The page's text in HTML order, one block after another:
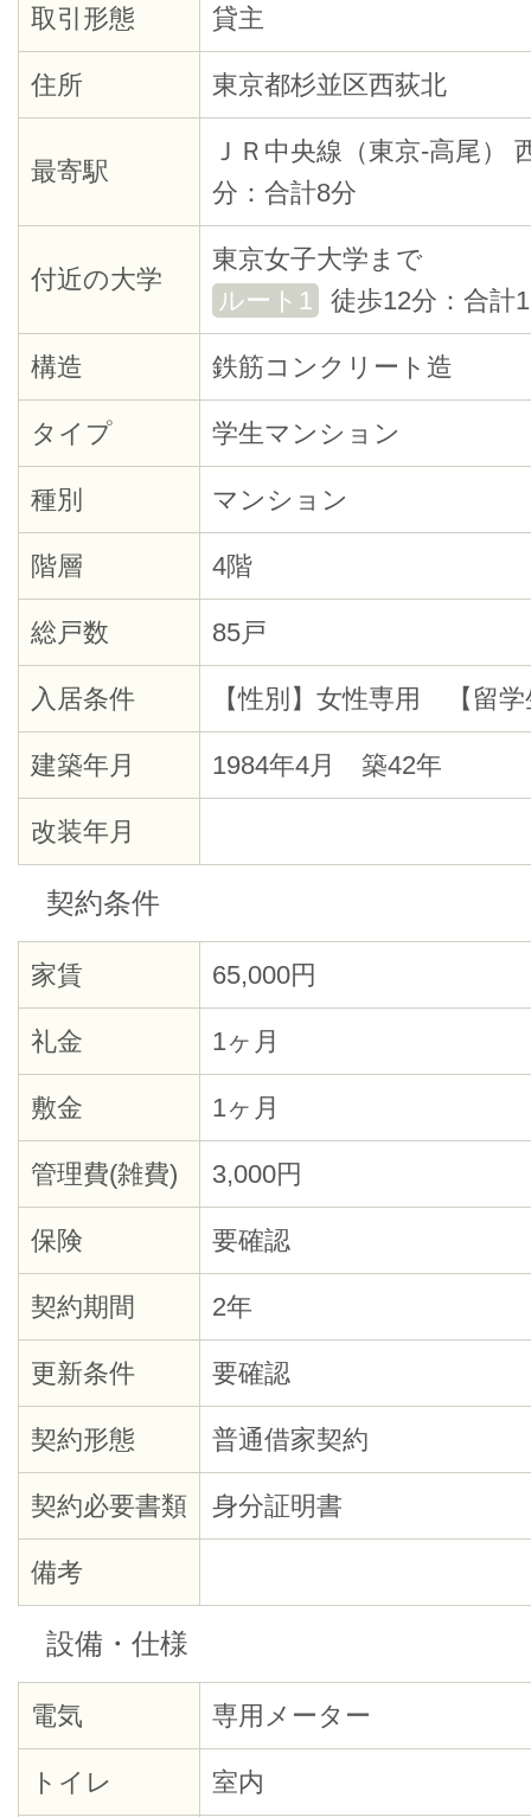
取引形態 貸主
住所 東京都杉並区西荻北
最寄駅
ＪＲ中央線（東京-高尾）
分：合計8分
付近の大学
東京女子大学まで
ルート1
徒歩12分：合計
構造 鉄筋コンクリート造
タイプ 学生マンション
種別 マンション
階層 4階
総戸数 85戸
入居条件 【性別】女性専用 【留
建築年月 1984年4月 築42年
改装年月
契約条件
家賃 65,000円
礼金 1ヶ月
敷金 1ヶ月
管理費(雑費) 3,000円
保険 要確認
契約期間 2年
更新条件 要確認
契約形態 普通借家契約
契約必要書類 身分証明書
備考
設備・仕様
電気 専用メーター
トイレ 室内